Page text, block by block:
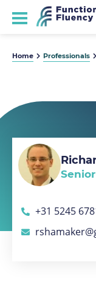
Home Professionals
+31 5245